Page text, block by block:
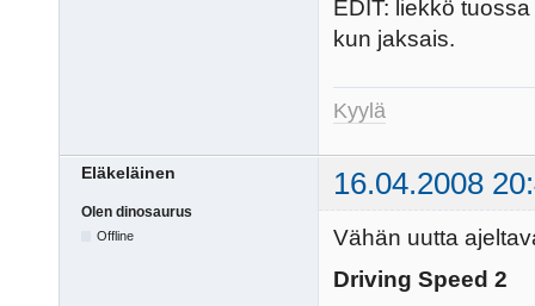
EDIT: liekkö
kun jaksais.
Kyylä
Eläkeläinen 16.04.2008
Olen dinosaurus
Offline
Vähän uutta
Driving Speed 2